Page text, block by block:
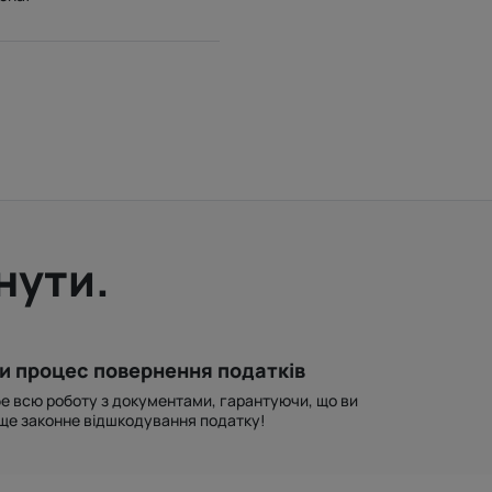
процес повернення податків
всю роботу з документами, гарантуючи, що ви
законне відшкодування податку!